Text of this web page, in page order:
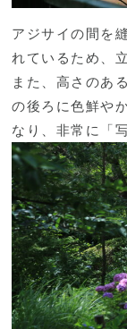
アジサイの間を
れているため、
また、高さのあ
の後ろに色鮮や
なり、非常に「